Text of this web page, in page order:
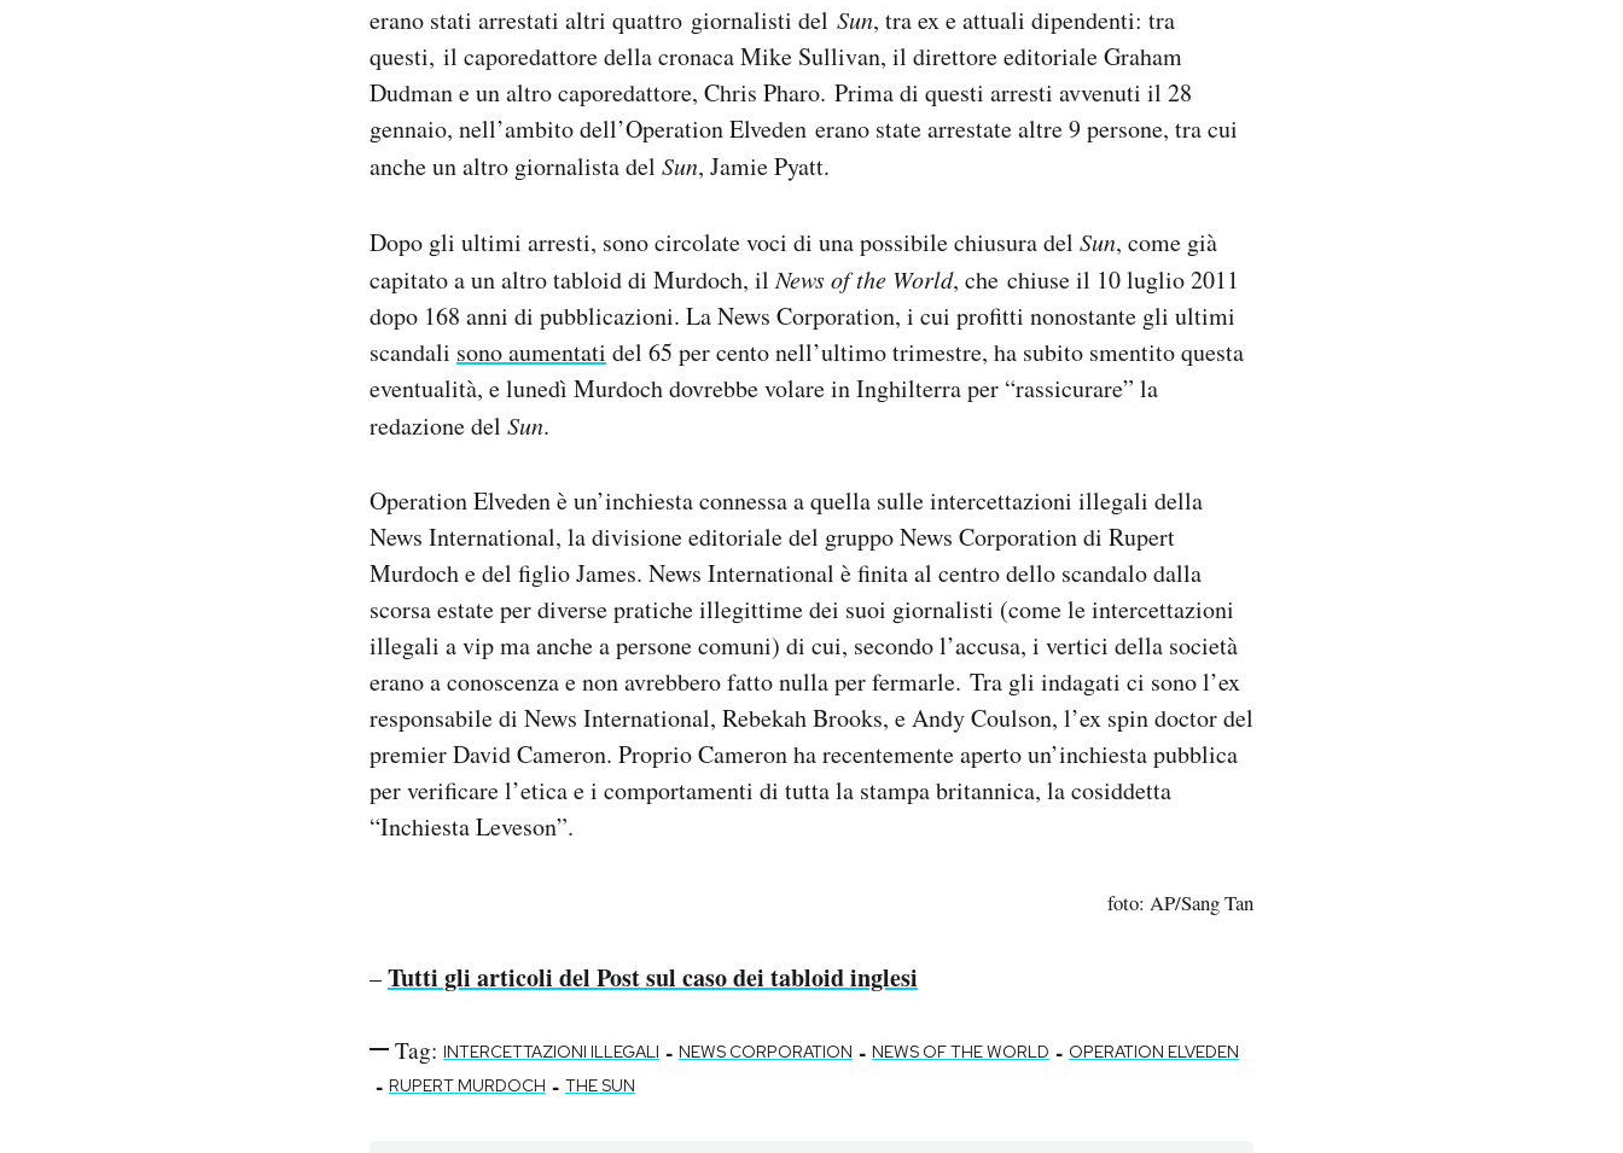
erano stati arrestati altri quattro giornalisti del Sun, tra ex e attuali dipendenti: tra
questi, il caporedattore della cronaca Mike Sullivan, il direttore editoriale Graham
Dudman e un altro caporedattore, Chris Pharo. Prima di questi arresti avvenuti il 28
gennaio, nell’ambito dell’Operation Elveden erano state arrestate altre 9 persone, tra cui
anche un altro giornalista del Sun, Jamie Pyatt.
Dopo gli ultimi arresti, sono circolate voci di una possibile chiusura del Sun, come già
capitato a un altro tabloid di Murdoch, ilNews of the World, che chiuse il 10 luglio 2011
dopo 168 anni di pubblicazioni. La News Corporation, i cui profitti nonostante gli ultimi
scandali sono aumentati del 65 per cento nell’ultimo trimestre, ha subito smentito questa
eventualità, e lunedì Murdoch dovrebbe volare in Inghilterra per “rassicurare” la
redazione del Sun.
Operation Elveden è un’inchiesta connessa a quella sulle intercettazioni illegali della
News International, la divisione editoriale del gruppo News Corporation di Rupert
Murdoch e del figlio James. News International è finita al centro dello scandalo dalla
scorsa estate per diverse pratiche illegittime dei suoi giornalisti (come le intercettazioni
illegali a vip ma anche a persone comuni) di cui, secondo l’accusa, i vertici della società
erano a conoscenza e non avrebbero fatto nulla per fermarle. Tra gli indagati ci sono l’ex
responsabile di News International, Rebekah Brooks, e Andy Coulson, l’ex spin doctor del
premier David Cameron. Proprio Cameron ha recentemente aperto un’inchiesta pubblica
per verificare l’etica e i comportamenti di tutta la stampa britannica, la cosiddetta
“Inchiesta Leveson”.
foto: AP/Sang Tan
–Tutti gli articoli del Post sul caso dei tabloid inglesi
Tag: INTERCETTAZIONI ILLEGALI - NEWS CORPORATION - NEWS OF THE WORLD - OPERATION ELVEDEN
- RUPERT MURDOCH - THE SUN